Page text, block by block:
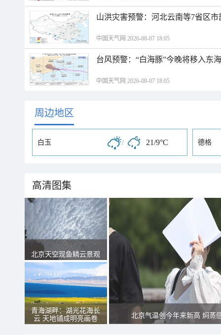
山洪灾害预警：河北云南等7省区
中国天气网 2026-08-07 18:05
台风预警：“白海豚”今晚将移入东
中国天气网 2026-08-07 18:05
周边地区
白玉 / 21/9°C 德格
高清图集
北京天空现鱼鳞云景观
青海湖畔：湖光花海长
云 天地铺成明亮画卷
北京气温创今年来新高 焖蒸